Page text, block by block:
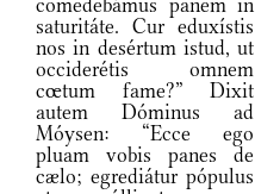
comedebámus panem in
saturitáte. Cur eduxístis
nos in desértum istud, ut
occiderétis omnem
cœtum fame?” Dixit
autem Dóminus ad
Móysen: “Ecce ego
pluam vobis panes de
cælo; egrediátur pópulus